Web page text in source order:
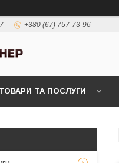
+380 (67) 757-73-96
ТА ПОСЛУГИ